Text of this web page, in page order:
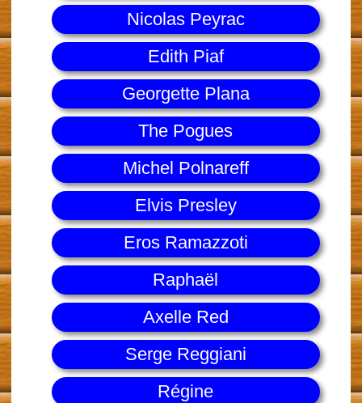
Nicolas Peyrac
Edith Piaf
Georgette Plana
The Pogues
Michel Polnareff
Elvis Presley
Eros Ramazzoti
Raphaël
Axelle Red
Serge Reggiani
Régine